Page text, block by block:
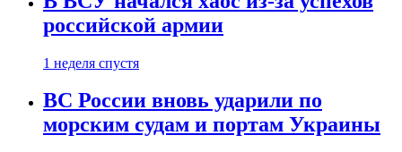
российской армии
1 неделя спустя
ВС России вновь ударили по
морским судам и портам Украины